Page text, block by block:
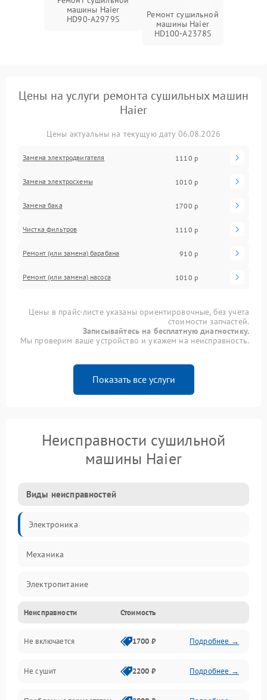
машины Haier
HD90-A2979S
Ремонт сушильной
машины Haier
HD100-A2378S
Цены на услуги ремонта сушильных машин
Haier
Цены актуальны на текущую дату 06.08.2026
Замена электродвигателя 1110 р
Замена электросхемы 1010 р
Замена бака 1700 р
Чистка фильтров 1110 р
Ремонт (или замена) барабана 910 р
Ремонт (или замена) насоса 1010 р
Цены в прайс-листе указаны ориентировочные, без учета
стоимости запчастей.
Записывайтесь на бесплатную диагностику.
Мы проверим ваше устройство и укажем на неисправность.
Показать все услуги
Неисправности сушильной
машины Haier
Виды неисправностей
Электроника
Механика
Электропитание
Нагрев
Механические повреждения
Оптика
Неисправности Стоимость
Не включается 1700 ₽ Подробнее →
Не сушит 2200 ₽ Подробнее →